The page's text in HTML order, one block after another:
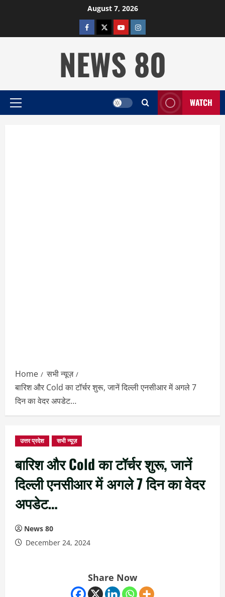
August 7, 2026
facebooktwitterYOUTUBE
instagram
NEWS 80
Primary
WATCH
Home
सभी न्यूज़
बारिश और Cold का टॉर्चर शुरू, जानें दिल्ली एनसीआर में अगले 7
दिन का वेदर अपडेट…
उत्तर प्रदेश सभी न्यूज़
बारिश और Cold का टॉर्चर शुरू, जानें
दिल्ली एनसीआर में अगले 7 दिन का वेदर
अपडेट…
News 80
December 24, 2024
Share Now